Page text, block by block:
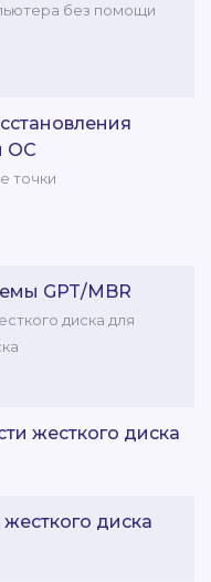
без помощи
ОС
точки
GPT/MBR
диска для
жесткого диска
диска